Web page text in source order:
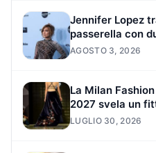
Jennifer Lopez
passerella con
AGOSTO 3, 2026
La Milan
2027 svela un
LUGLIO 30, 2026